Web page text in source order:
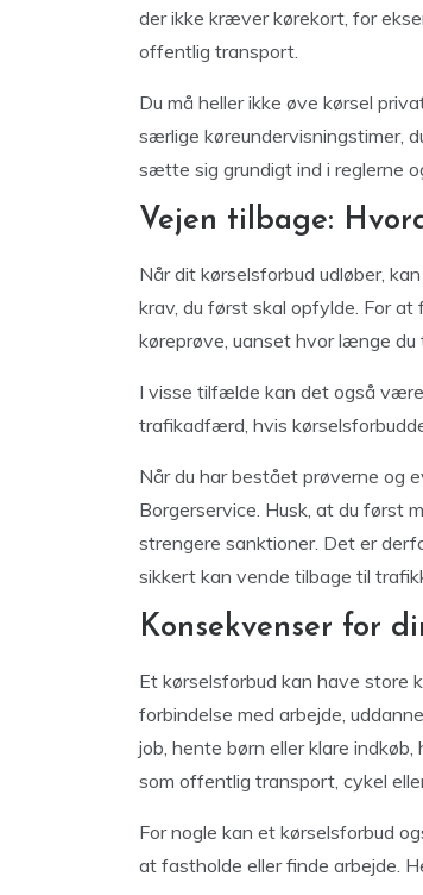
der ikke kræver kørekort, for
offentlig transport.
Du må heller ikke øve kørsel
særlige køreundervisningstimer,
sætte sig grundigt ind i reglerne
Vejen tilbage:
Når dit kørselsforbud udløber,
krav, du først skal opfylde. For
køreprøve, uanset hvor længe
I visse tilfælde kan det også
trafikadfærd, hvis
Når du har bestået prøverne og
Borgerservice. Husk, at du først
strengere sanktioner. Det er
sikkert kan vende tilbage til
Konsekvenser for
Et kørselsforbud kan have store
forbindelse med arbejde,
job, hente børn eller klare
som offentlig transport, cykel
For nogle kan et kørselsforbud
at fastholde eller finde arbejde.